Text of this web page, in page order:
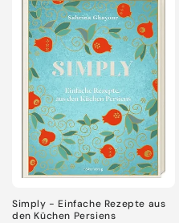
Simply - Einfache Rezepte aus
den Küchen Persiens